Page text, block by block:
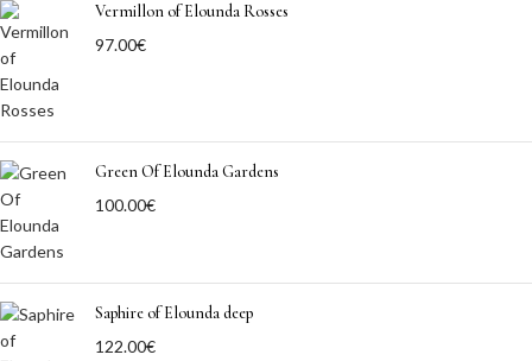
Vermillon of Elounda Rosses
97.00€
Green Of Elounda Gardens
100.00€
Saphire of Elounda deep
122.00€